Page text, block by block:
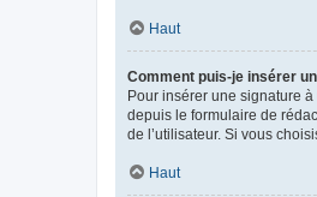
Haut
Comment puis-je insérer
Pour insérer une signature
depuis le formulaire de
de l’utilisateur. Si vous
Haut